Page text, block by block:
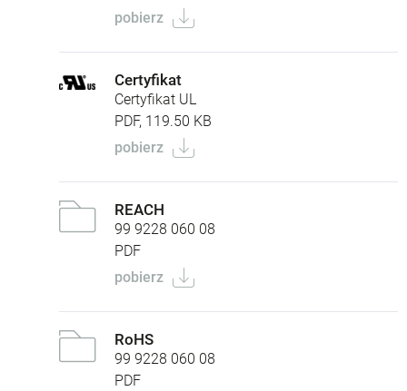
pobierz
Certyfikat
Certyfikat UL
PDF, 119.50 KB
pobierz
REACH
99 9228 060 08
PDF
pobierz
RoHS
99 9228 060 08
PDF